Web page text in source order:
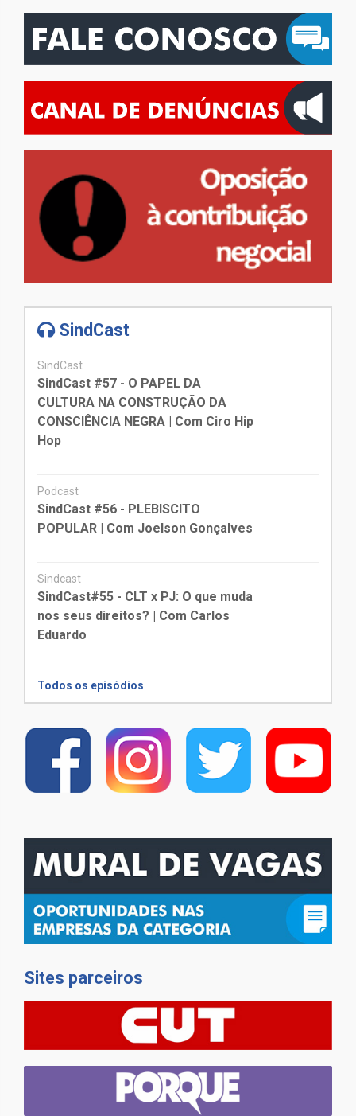
SindCast
SindCast
SindCast #57 - O PAPEL DA
CULTURA NA CONSTRUÇÃO DA
CONSCIÊNCIA NEGRA | Com Ciro Hip
Hop
Podcast
SindCast #56 - PLEBISCITO
POPULAR | Com Joelson Gonçalves
Sindcast
SindCast#55 - CLT x PJ: O que muda
nos seus direitos? | Com Carlos
Eduardo
Todos os episódios
Sites parceiros